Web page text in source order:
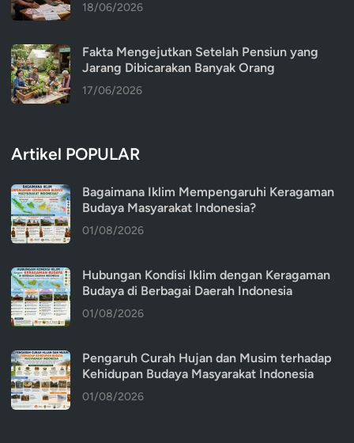
18/06/2026
Fakta Mengejutkan Setelah Pensiun yang
Jarang Dibicarakan Banyak Orang
17/06/2026
Artikel POPULAR
Bagaimana Iklim Mempengaruhi Keragaman
Budaya Masyarakat Indonesia?
01/08/2026
Hubungan Kondisi Iklim dengan Keragaman
Budaya di Berbagai Daerah Indonesia
01/08/2026
Pengaruh Curah Hujan dan Musim terhadap
Kehidupan Budaya Masyarakat Indonesia
01/08/2026